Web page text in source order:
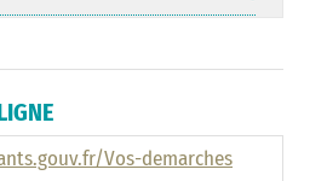
ABONNEMENT
NEWSLETTER
ST AV
EN LIGNE
Vos-demarches